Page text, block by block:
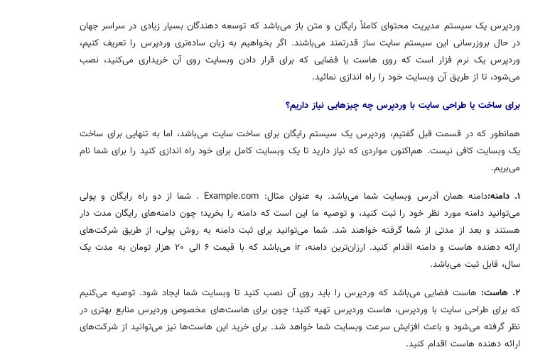
وردپرس یک سیستم مدیریت محتوای کاملاً رایگان و متن باز می‌باشد که توسعه دهندگان بسیار زیادی در سراسر جهان
در حال بروزرسانی این سیستم سایت ساز قدرتمند می‌باشند. اگر بخواهیم به زبان ساده‌تری وردپرس را تعریف کنیم،
وردپرسیک نرمفزار است که روی هاست یا فضایی که برای قرار دادن وبسایتروی آن خریداری می‌کنید، نصب
می‌شود، تا از طریق آن وبسایت خود را راه اندازی نمائید.
برای ساخت یا طراحی سایت با وردپرس چه چیزهایی نیاز داریم؟
همانطور که در قسمت قبل گفتیم، وردپرسیک سیستم رایگان برای ساخت سایت می‌باشد، اما به تنهایی برای ساخت
یک وبسایت کافی نیست. هم‌اکنون مواردی که نیاز دارید تا یک وبسایتکامل برای خود راه اندازی کنید را برای شما نام
می‌بریم.
۱. دامنه:
دامنه همان آدرس وبسایت
شما می‌باشد. به عنوان مثال: Example.com . شما از دو راه رایگان و پولی
می‌توانید دامنه مورد نظر خود را ثبت کنید، و توصیه ما این است که دامنه را بخرید؛ چون دامنه‌های رایگان مدت دار
هستند و بعد از مدتی از شما گرفته خواهند شد. شما می‌توانید برای ثبت دامنه به روش پولی، از طریق شرکت‌های
ارائهدهنده هاست
و دامنه اقدام کنید. ارزان‌ترین دامنه، ir می‌باشد که با قیمت ۶ الی ۲۰ هزار تومان به مدت یک
سال، قابل ثبت می‌باشد.
۲. هاست: هاستفضایی می‌باشد که وردپرس را باید روی آن نصب کنید تا وبسایتشما ایجاد شود. توصیه می‌کنیم
که برای طراحی سایت با وردپرس، هاست وردپرس تهیه کنید؛ چون برای هاست‌های مخصوص وردپرسمنابع بهتری در
نظر گرفته می‌شود و باعث افزایش سرعت وبسایت شما خواهد شد. برای خرید این هاست‌ها نیز می‌توانید از شرکت‌های
ارائه دهنده هاست اقدام کنید.